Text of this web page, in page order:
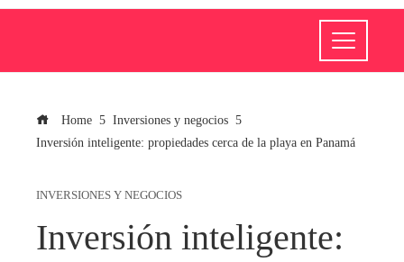
Home
Inversiones y negocios
Inversión inteligente: propiedades cerca de la playa en Panamá
INVERSIONES Y NEGOCIOS
Inversión inteligente: